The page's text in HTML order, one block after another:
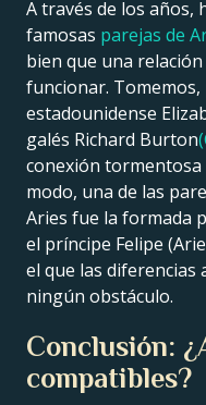
A través de los años,
famosas parejas de
bien que una
funcionar. Tomemos,
estadounidense
galés Richard Burton
conexión tormentosa
modo, una de las
Aries fue la formada
el príncipe Felipe
el que las diferencias
ningún obstáculo.
Conclusión:
compatibles?